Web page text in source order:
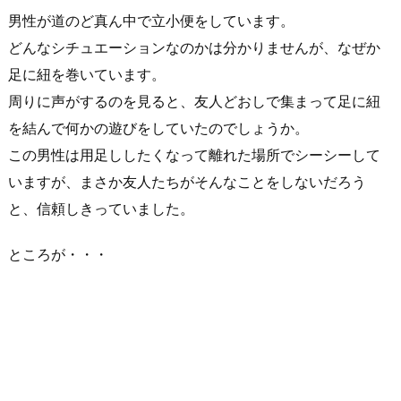
男性が道のど真ん中で立小便をしています。
どんなシチュエーションなのかは分かりませんが、なぜか
足に紐を巻いています。
周りに声がするのを見ると、友人どおしで集まって足に紐
を結んで何かの遊びをしていたのでしょうか。
この男性は用足ししたくなって離れた場所でシーシーして
いますが、まさか友人たちがそんなことをしないだろう
と、信頼しきっていました。
ところが・・・